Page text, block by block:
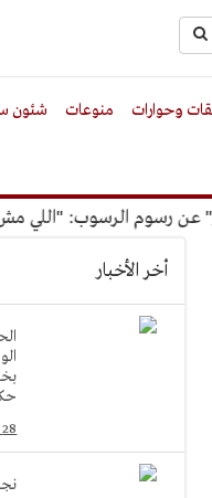
وحوارات منوعات شئون
الرسوب: "اللي مش
أخر الأخبار
28 فبراير 2014 6:00 م